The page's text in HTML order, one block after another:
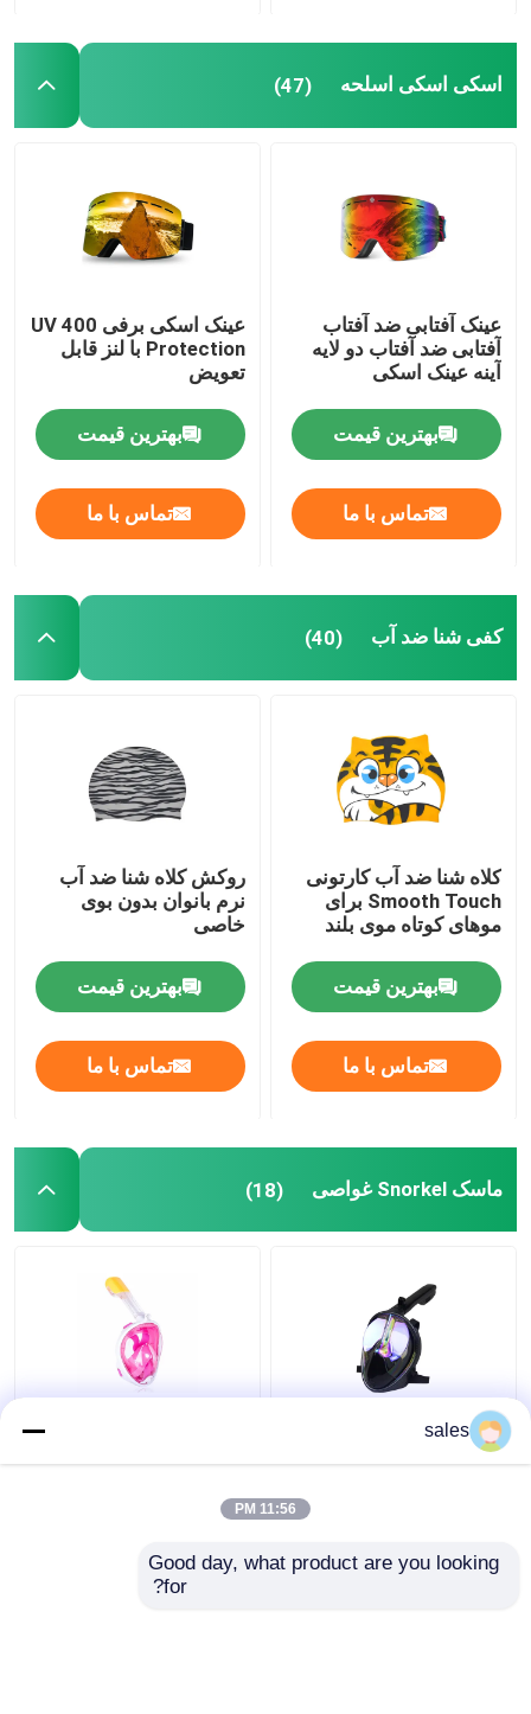
کفی شنا ضد آب
ماسک Snorkel غواصی
عینک نظامی تاکتیکی
مسابقات رانندگی موتو کروز
عینک ایمنی صنعتی
غواصی شنا کردن
عینک آفتابی
لنز ضد لک
عینک ضد غواصی ضد مه
غواصی غواصی
اسکی اسکی اسلحه (47)
عینک آفتابی ضد آفتاب
آفتابی ضد آفتاب دو لایه
آینه عینک اسکی
بهترین قیمت
تماس با ما
عینک اسکی برفی UV 400
Protection با لنز قابل
تعویض
بهترین قیمت
تماس با ما
کفی شنا ضد آب (40)
کلاه شنا ضد آب کارتونی
Smooth Touch برای
موهای کوتاه موی بلند
بهترین قیمت
تماس با ما
روکش کلاه شنا ضد آب
نرم بانوان بدون بوی
خاصی
بهترین قیمت
تماس با ما
ماسک Snorkel غواصی (18)
کامل صورت با استفاده از
غواصی مایع غواصی مایع
sales
11:56 PM
Good day, what product are you looking
for?